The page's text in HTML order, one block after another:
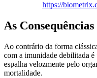
https://
As
Ao contrário da forma
com a imunidade debilitada é
espalha velozmente pelo
mortalidade.